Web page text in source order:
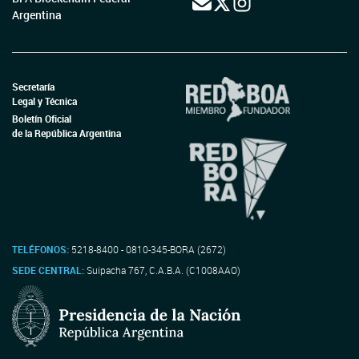
Argentina
Secretaría
Legal y Técnica
Boletín Oficial
de la República Argentina
TELÉFONOS: 5218-8400 - 0810-345-BORA (2672)
SEDE CENTRAL:Suipacha 767, C.A.B.A. (C1008AAO)